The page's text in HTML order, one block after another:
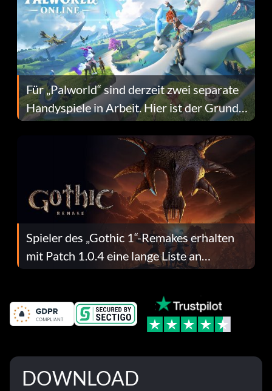
Für „Palworld“ sind derzeit zwei separate
Handyspiele in Arbeit. Hier ist der Grund
dafür.
Spieler des „Gothic 1“-Remakes erhalten
mit Patch 1.0.4 eine lange Liste an
Fehlerbehebungen
DOWNLOAD